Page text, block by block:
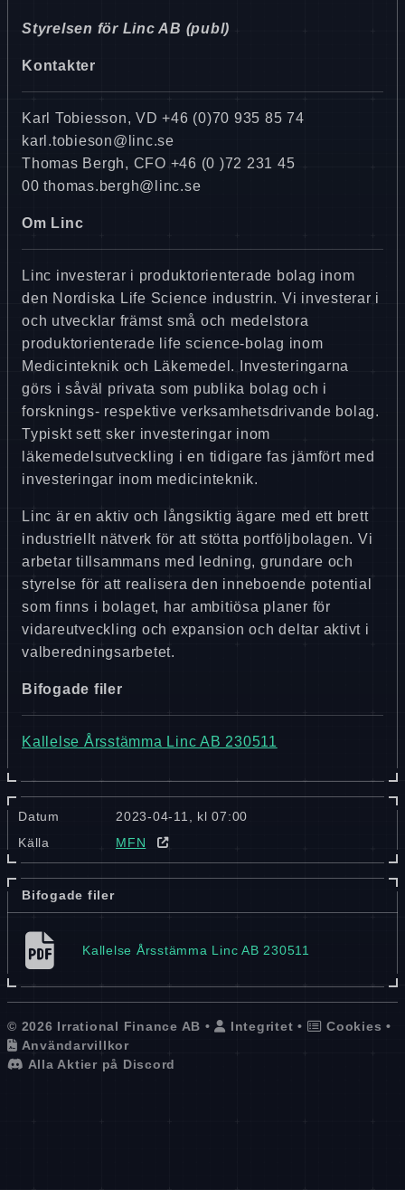
Styrelsen för Linc AB (publ)
Kontakter
Karl Tobiesson, VD +46 (0)70 935 85 74
karl.tobieson@linc.se
Thomas Bergh, CFO +46 (0 )72 231 45
00 thomas.bergh@linc.se
Om Linc
Linc investerar i produktorienterade bolag inom
den Nordiska Life Science industrin. Vi investerar i
och utvecklar främst små och medelstora
produktorienterade life science-bolag inom
Medicinteknik och Läkemedel. Investeringarna
görs i såväl privata som publika bolag och i
forsknings- respektive verksamhetsdrivande bolag.
Typiskt sett sker investeringar inom
läkemedelsutveckling i en tidigare fas jämfört med
investeringar inom medicinteknik.
Linc är en aktiv och långsiktig ägare med ett brett
industriellt nätverk för att stötta portföljbolagen. Vi
arbetar tillsammans med ledning, grundare och
styrelse för att realisera den inneboende potential
som finns i bolaget, har ambitiösa planer för
vidareutveckling och expansion och deltar aktivt i
valberedningsarbetet.
Bifogade filer
Kallelse Årsstämma Linc AB 230511
Datum
2023-04-11, kl 07:00
Källa
MFN
Bifogade filer
Kallelse Årsstämma Linc AB 230511
© 2026 Irrational Finance AB • Integritet • Cookies •
Användarvillkor
Alla Aktier på Discord